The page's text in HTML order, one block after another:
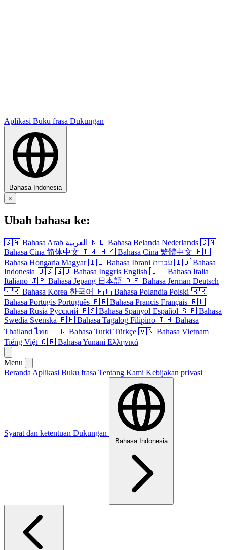
Aplikasi Buku frasa Dukungan
Bahasa Indonesia
×
Ubah bahasa ke:
🇸🇦 Bahasa Arab العربية 🇳🇱 Bahasa Belanda Nederlands 🇨🇳
Bahasa Cina 简体中文 🇹🇼 🇭🇰 Bahasa Cina 繁體中文 🇭🇺
Bahasa Hongaria Magyar 🇮🇱 Bahasa Ibrani עברית 🇮🇩 Bahasa
Indonesia 🇺🇸 🇬🇧 Bahasa Inggris English 🇮🇹 Bahasa Italia
Italiano 🇯🇵 Bahasa Jepang 日本語 🇩🇪 Bahasa Jerman Deutsch
🇰🇷 Bahasa Korea 한국어 🇵🇱 Bahasa Polandia Polski 🇧🇷
Bahasa Portugis Português 🇫🇷 Bahasa Prancis Français 🇷🇺
Bahasa Rusia Русский 🇪🇸 Bahasa Spanyol Español 🇸🇪 Bahasa
Swedia Svenska 🇵🇭 Bahasa Tagalog Filipino 🇹🇭 Bahasa
Thailand ไทย 🇹🇷 Bahasa Turki Türkçe 🇻🇳 Bahasa Vietnam
Tiếng Việt 🇬🇷 Bahasa Yunani Ελληνικά
Menu
Beranda Aplikasi Buku frasa Tentang Kami Kebijakan privasi
Syarat dan ketentuan Dukungan
Bahasa Indonesia